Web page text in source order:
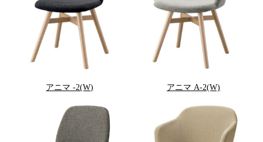
アニマ -2(W) アニマ A-2(W)